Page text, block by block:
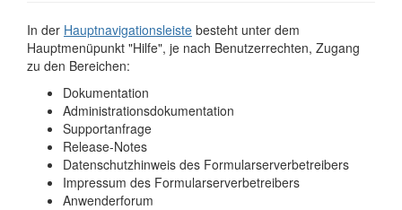
In der Hauptnavigationsleiste besteht unter dem
Hauptmenüpunkt "Hilfe", je nach Benutzerrechten, Zugang
zu den Bereichen:
Dokumentation
Administrationsdokumentation
Supportanfrage
Release-Notes
Datenschutzhinweis des Formularserverbetreibers
Impressum des Formularserverbetreibers
Anwenderforum